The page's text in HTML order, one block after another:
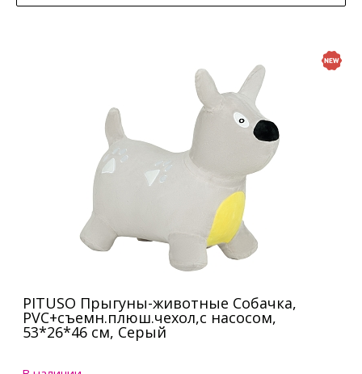
PITUSO Прыгуны-животные Собачка,
PVC+съемн.плюш.чехол,с насосом,
53*26*46 см, Серый